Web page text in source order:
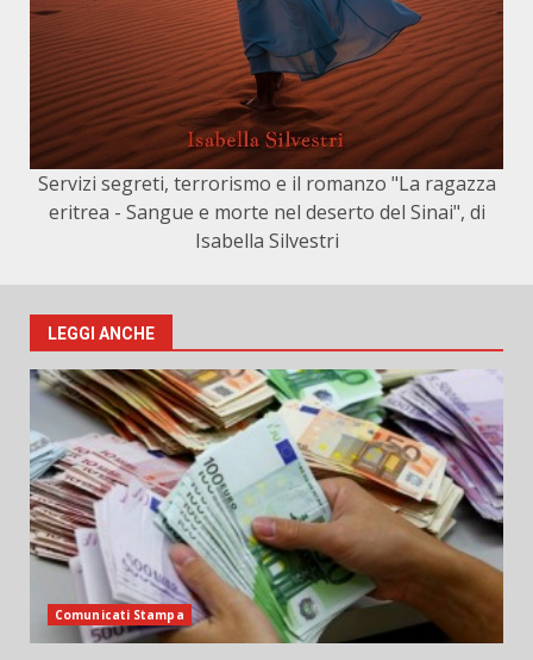
Servizi segreti, terrorismo e il romanzo "La ragazza
eritrea - Sangue e morte nel deserto del Sinai", di
Isabella Silvestri
LEGGI ANCHE
Comunicati Stampa